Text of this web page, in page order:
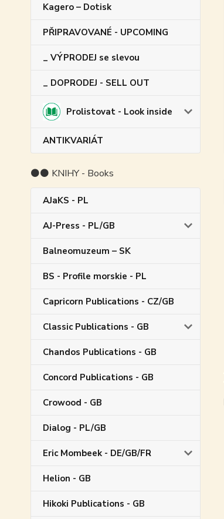
Kagero – Dotisk
PŘIPRAVOVANÉ - UPCOMING
_ VÝPRODEJ se slevou
_ DOPRODEJ - SELL OUT
Prolistovat - Look inside
ANTIKVARIÁT
⚫⚫ KNIHY - Books
AJaKS - PL
AJ-Press - PL/GB
Balneomuzeum – SK
BS - Profile morskie - PL
Capricorn Publications - CZ/GB
Classic Publications - GB
Chandos Publications - GB
Concord Publications - GB
Crowood - GB
Dialog - PL/GB
Eric Mombeek - DE/GB/FR
Helion - GB
Hikoki Publications - GB